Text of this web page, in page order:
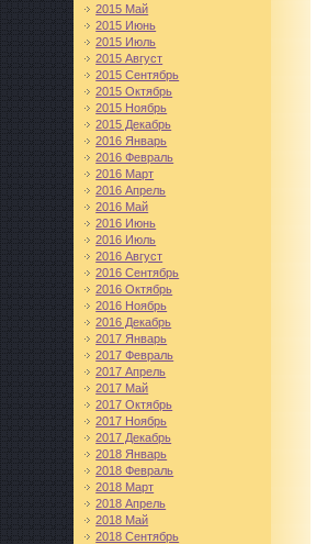
2015 Май
2015 Июнь
2015 Июль
2015 Август
2015 Сентябрь
2015 Октябрь
2015 Ноябрь
2015 Декабрь
2016 Январь
2016 Февраль
2016 Март
2016 Апрель
2016 Май
2016 Июнь
2016 Июль
2016 Август
2016 Сентябрь
2016 Октябрь
2016 Ноябрь
2016 Декабрь
2017 Январь
2017 Февраль
2017 Апрель
2017 Май
2017 Октябрь
2017 Ноябрь
2017 Декабрь
2018 Январь
2018 Февраль
2018 Март
2018 Апрель
2018 Май
2018 Сентябрь